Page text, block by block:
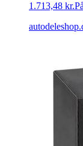
1.713,48 kr.